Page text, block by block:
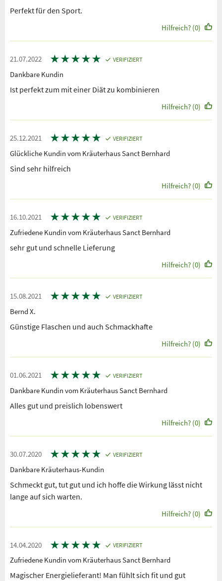
Perfekt für den Sport.
Hilfreich? (0)
21.07.2022 ★★★★★ VERIFIZIERT
Dankbare Kundin
Ist perfekt zum mit einer Diät zu kombinieren
Hilfreich? (0)
25.12.2021 ★★★★★ VERIFIZIERT
Glückliche Kundin vom Kräuterhaus Sanct Bernhard
Sind sehr hilfreich
Hilfreich? (0)
16.10.2021 ★★★★★ VERIFIZIERT
Zufriedene Kundin vom Kräuterhaus Sanct Bernhard
sehr gut und schnelle Lieferung
Hilfreich? (0)
15.08.2021 ★★★★★ VERIFIZIERT
Bernd X.
Günstige Flaschen und auch Schmackhafte
Hilfreich? (0)
01.06.2021 ★★★★★ VERIFIZIERT
Dankbare Kundin vom Kräuterhaus Sanct Bernhard
Alles gut und preislich lobenswert
Hilfreich? (0)
30.07.2020 ★★★★★ VERIFIZIERT
Dankbare Kräuterhaus-Kundin
Schmeckt gut, tut gut und ich hoffe die Wirkung lässt nicht
lange auf sich warten.
Hilfreich? (0)
14.04.2020 ★★★★★ VERIFIZIERT
Zufriedene Kundin vom Kräuterhaus Sanct Bernhard
Magischer Energielieferant! Man fühlt sich fit und gut